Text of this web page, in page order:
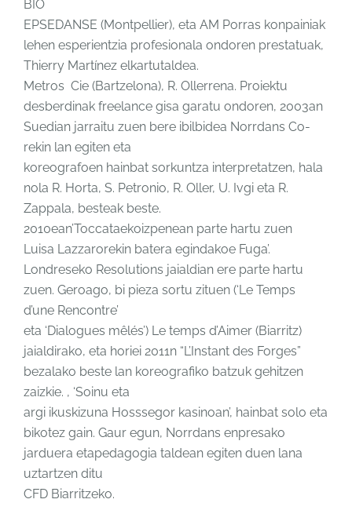
BIO
EPSEDANSE (Montpellier), eta AM Porras konpainiak
lehen esperientzia profesionala ondoren prestatuak,
Thierry Martínez elkartutaldea.
Metros Cie (Bartzelona), R. Ollerrena. Proiektu
desberdinak freelance gisa garatu ondoren, 2003an
Suedian jarraitu zuen bere ibilbidea Norrdans Co-
rekin lan egiten eta
koreografoen hainbat sorkuntza interpretatzen, hala
nola R. Horta, S. Petronio, R. Oller, U. Ivgi eta R.
Zappala, besteak beste.
2010ean’Toccataekoizpenean parte hartu zuen
Luisa Lazzarorekin batera egindakoe Fuga’.
Londreseko Resolutions jaialdian ere parte hartu
zuen. Geroago, bi pieza sortu zituen (‘Le Temps
d’une Rencontre’
eta ‘Dialogues mêlés’) Le temps d’Aimer (Biarritz)
jaialdirako, eta horiei 2011n “L’Instant des Forges”
bezalako beste lan koreografiko batzuk gehitzen
zaizkie. , ‘Soinu eta
argi ikuskizuna Hosssegor kasinoan’, hainbat solo eta
bikotez gain. Gaur egun, Norrdans enpresako
jarduera etapedagogia taldean egiten duen lana
uztartzen ditu
CFD Biarritzeko.